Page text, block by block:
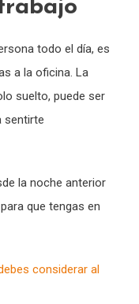
todo el día, es
a la oficina. La
suelto, puede ser
sentirte
la noche anterior
que tengas en
considerar al